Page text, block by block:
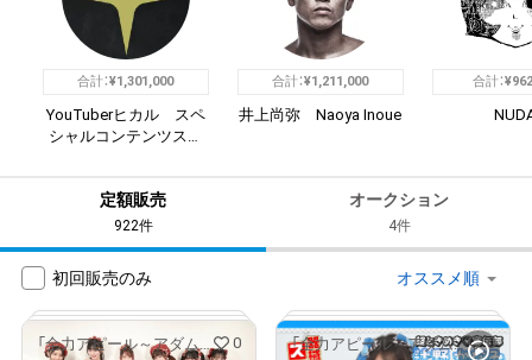
合計：¥1,301,000
YouTuberヒカル スペ
シャルコンテンツスト
合計：¥1,211,000
井上尚弥 Naoya Inoue
合計：¥
定額販売
922件
オークション
4件
初回販売のみ
「全力アピール～アダムシアター～」NFTストア 0 「全力アピール～アダムシアター～」NFTストア 0